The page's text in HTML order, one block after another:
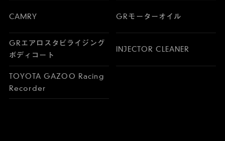
CAMRY GRモーターオイル
GRエアロスタビライジング
ボディコート
INJECTOR CLEANER
TOYOTA GAZOO Racing
Recorder